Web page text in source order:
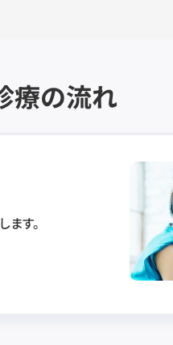
療の流れ
ます。